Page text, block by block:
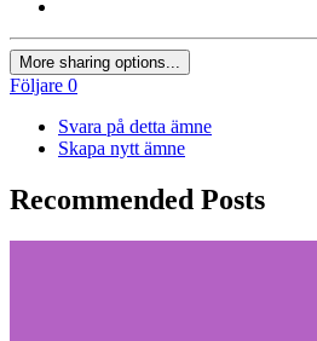
More sharing options...
Följare 0
Svara på detta ämne
Skapa nytt ämne
Recommended Posts